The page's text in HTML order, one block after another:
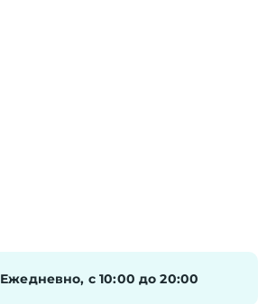
Ежедневно, с 10:00 до 20:00